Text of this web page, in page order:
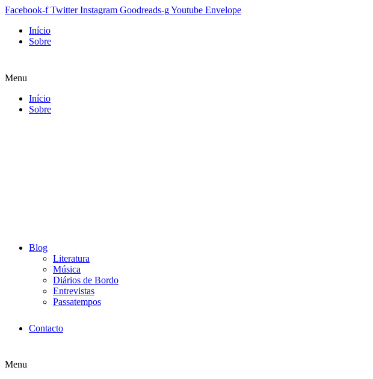
Facebook-f Twitter Instagram Goodreads-gYoutube Envelope
Início
Sobre
Menu
Início
Sobre
Blog
Literatura
Música
Diários de Bordo
Entrevistas
Passatempos
Contacto
Menu